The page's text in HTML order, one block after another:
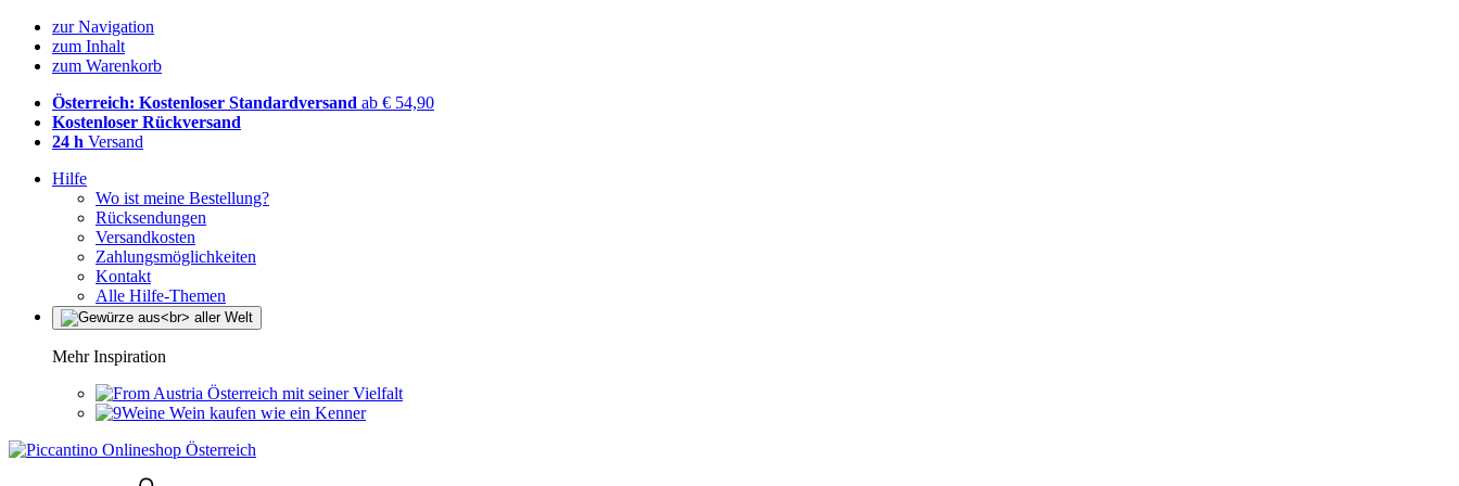
zur Navigation
zum Inhalt
zum Warenkorb
Österreich: Kostenloser Standardversand ab € 54,90
Kostenloser Rückversand
24 h Versand
Hilfe
Wo ist meine Bestellung?
Rücksendungen
Versandkosten
Zahlungsmöglichkeiten
Kontakt
Alle Hilfe-Themen
Mehr Inspiration
Österreich mit seiner Vielfalt
Wein kaufen wie ein Kenner